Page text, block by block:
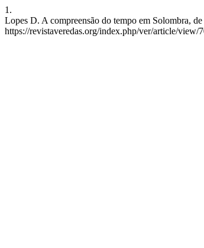
1.
Lopes D. A compreensão do tempo em Solombra,
https://revistaveredas.org/index.php/ver/article/view/